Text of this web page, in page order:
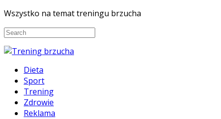
Wszystko na temat treningu brzucha
Dieta
Sport
Trening
Zdrowie
Reklama